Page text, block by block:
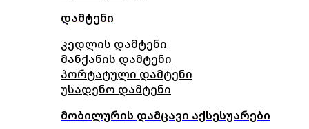
დამტენი
კედლის დამტენი
მანქანის დამტენი
პორტატული დამტენი
უსადენო დამტენი
მობილურის დამცავი აქსესუარები